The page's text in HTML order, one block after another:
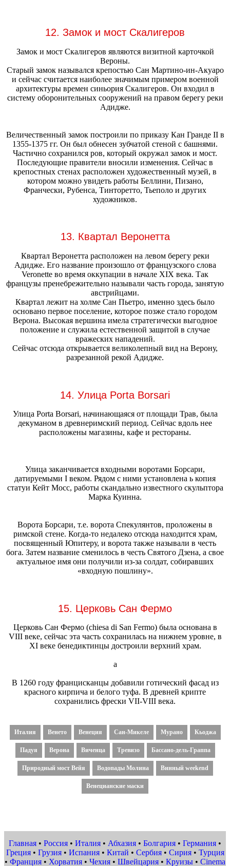
12. Замок и мост Скалигеров
Замок и мост Скалигеров являются визитной карточкой
Вероны.
Старый замок назывался крепостью Сан Мартино-ин-Акуаро
и сейчас считается наиболее значимым примером военной
архитектуры времен синьория Скалигеров. Он входил в
систему оборонительных сооружений на правом берегу реки
Адидже.
Величественный замок построили по приказу Кан Гранде II в
1355-1375 гг. Он был обнесен зубчатой стеной с башнями.
Частично сохранился ров, который окружал замок и мост.
Последующие правители вносили изменения. Сейчас в
крепостных стенах расположен художественный музей, в
котором можно увидеть работы Беллини, Пизано,
Франчески, Рубенса, Тинторетто, Тьеполо и других
художников.
13. Квартал Веронетта
Квартал Веронетта расположен на левом берегу реки
Адидже. Его название произошло от французского слова
Veronette во время оккупации в начале XIX века. Так
французы пренебрежительно называли часть города, занятую
австрийцами.
Квартал лежит на холме Сан Пьетро, именно здесь было
основано первое поселение, которое позже стало городом
Верона. Высокая вершина имела стратегически выгодное
положение и служила естественной защитой в случае
вражеских нападений.
Сейчас отсюда открывается великолепный вид на Верону,
разрезанной рекой Адидже.
14. Улица Porta Borsari
Улица Porta Borsari, начинающаяся от площади Трав, была
декуманом в древнеримский период. Сейчас вдоль нее
расположены магазины, кафе и рестораны.
Улица заканчивается входными воротами Борсари,
датируемыми I веком. Рядом с ними установлена ь копия
статуи Кейт Мосс, работы скандально известного скульптора
Марка Куинна.
Ворота Борсари, т.е. ворота Спекулянтов, проложены в
римской стене. Когда-то недалеко отсюда находится храм,
посвященный Юпитеру, и ворота также называли в честь
бога. Затем название сменилось в честь Святого Дзена, а свое
актуальное имя они получили из-за солдат, собиравших
«входную пошлину».
15. Церковь Сан Фермо
Церковь Сан Фермо (chiesa di San Fermo) была основана в
VIII веке, сейчас эта часть сохранилась на нижнем уровне, в
XI веке бенедиктинцы достроили верхний храм.
а
В 1260 году францисканцы добавили готический фасад из
красного кирпича и белого туфа. В древней крипте
сохранились фрески VII-VIII века.
Италия Венето Венеция Сан-Микеле Мурано Кьоджа
Падуя Верона Виченца Тревизо Бассано-дель-Граппа
Природный мост Вейя Водопады Молина Винный weekend
Венецианские маски
Главная • Россия • Италия • Абхазия • Болгария • Германия •
Греция• Грузия• Испания• Китай • Сербия• Сирия• Турция
• Франция • Хорватия • Чехия • Швейцария • Круизы • Cinema